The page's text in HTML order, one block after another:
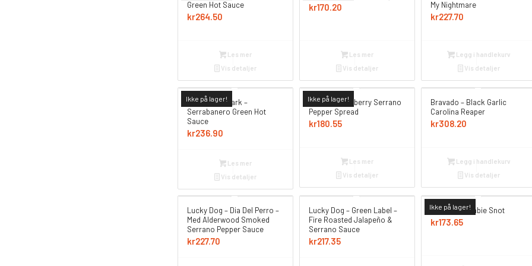
Green Hot Sauce
kr264.50
Les mer
Vis detaljer
kr170.20
Les mer
Vis detaljer
My Nightmare
kr227.70
Legg i handlekurv
Vis detaljer
Ikke på lager!
Secret Aardvark –
Serrabanero Green Hot
Sauce
kr236.90
Les mer
Vis detaljer
Ikke på lager!
AGPC – Strawberry Serrano
Pepper Spread
kr180.55
Les mer
Vis detaljer
Bravado – Black Garlic
Carolina Reaper
kr308.20
Legg i handlekurv
Vis detaljer
Lucky Dog – Dia Del Perro –
Med Alderwood Smoked
Serrano Pepper Sauce
kr227.70
Lucky Dog – Green Label –
Fire Roasted Jalapeño &
Serrano Sauce
kr217.35
Ikke på lager!
Hellfire – Zombie Snot
kr173.65